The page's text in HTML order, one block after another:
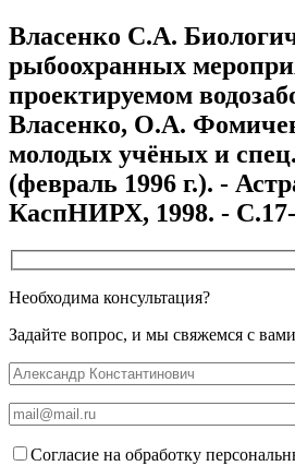
Власенко С.А.
рыбоохранных
проектируемом
Власенко, О.А.
молодых учёных и
(февраль 1996 г.). -
КаспНИРХ, 1998. -
Необходима консультация?
Задайте вопрос, и мы свяжемся с
Согласие на обработку